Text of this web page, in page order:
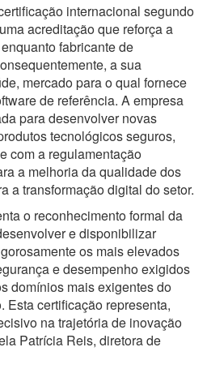
internacional segundo
acreditação que reforça a
fabricante de
a sua
mercado para o qual fornece
de referência. A empresa
para desenvolver novas
tecnológicos seguros,
com a regulamentação
a melhoria da qualidade dos
a transformação digital do setor.
o reconhecimento formal da
e disponibilizar
os mais elevados
e desempenho exigidos
domínios mais exigentes do
Esta certificação representa,
na trajetória de inovação
Patrícia Reis, diretora de